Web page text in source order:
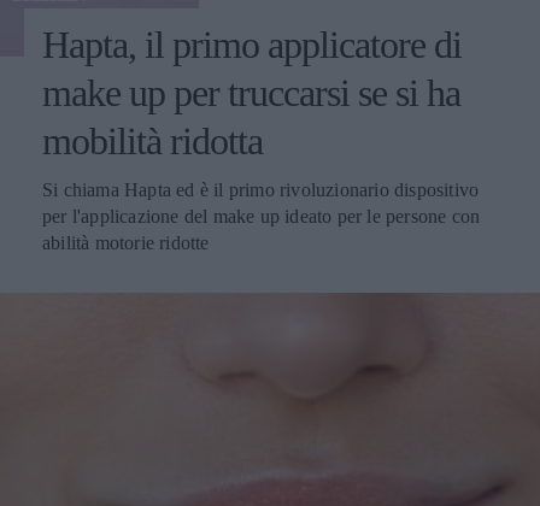
Hapta, il primo applicatore di
make up per truccarsi se si ha
mobilità ridotta
Si chiama Hapta ed è il primo rivoluzionario dispositivo
per l'applicazione del make up ideato per le persone con
abilità motorie ridotte